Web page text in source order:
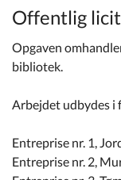
Om Kommunen
Offentlig
Opgaven
bibliotek.
Arbejdet udbydes i
Entreprise nr. 1,
Entreprise nr. 2,